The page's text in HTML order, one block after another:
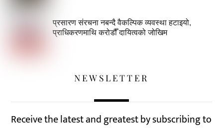
प्रसारण संरचना नबन्दै वैकल्पिक व्यवस्था हटाइयो,
प्राधिकरणमाथि करोडौँ दायित्वको जोखिम
NEWSLETTER
Receive the latest and greatest by subscribing to